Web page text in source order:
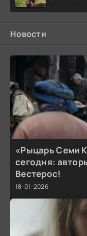
Новости
«Рыцарь Семи
сегодня:
Вестерос!
18-01-2026